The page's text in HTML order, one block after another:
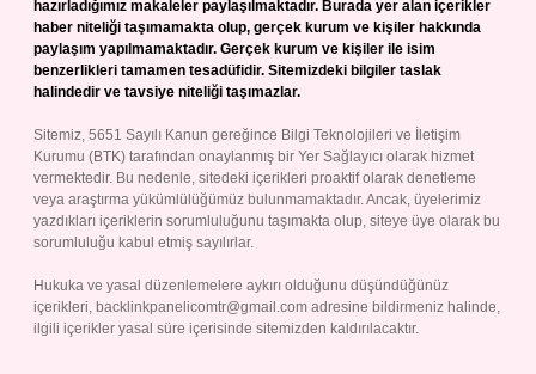
hazırladığımız makaleler paylaşılmaktadır. Burada yer alan içerikler
haber niteliği taşımamakta olup, gerçek kurum ve kişiler hakkında
paylaşım yapılmamaktadır. Gerçek kurum ve kişiler ile isim
benzerlikleri tamamen tesadüfidir. Sitemizdeki bilgiler taslak
halindedir ve tavsiye niteliği taşımazlar.
Sitemiz, 5651 Sayılı Kanun gereğince Bilgi Teknolojileri ve İletişim
Kurumu (BTK) tarafından onaylanmış bir Yer Sağlayıcı olarak hizmet
vermektedir. Bu nedenle, sitedeki içerikleri proaktif olarak denetleme
veya araştırma yükümlülüğümüz bulunmamaktadır. Ancak, üyelerimiz
yazdıkları içeriklerin sorumluluğunu taşımakta olup, siteye üye olarak bu
sorumluluğu kabul etmiş sayılırlar.
Hukuka ve yasal düzenlemelere aykırı olduğunu düşündüğünüz
içerikleri, backlinkpanelicomtr@gmail.com adresine bildirmeniz halinde,
ilgili içerikler yasal süre içerisinde sitemizden kaldırılacaktır.